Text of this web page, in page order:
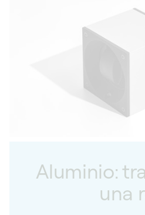
Aluminio:
una